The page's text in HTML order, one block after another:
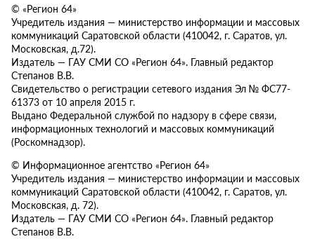
© «Регион 64»
Учредитель издания — министерство информации и массовых
коммуникаций Саратовской области (410042, г. Саратов, ул.
Московская, д.72).
Издатель — ГАУ СМИ СО «Регион 64». Главный редактор
Степанов В.В.
Свидетельство о регистрации сетевого издания Эл № ФС77-
61373 от 10 апреля 2015 г.
Выдано Федеральной службой по надзору в сфере связи,
информационных технологий и массовых коммуникаций
(Роскомнадзор).
© Информационное агентство «Регион 64»
Учредитель издания — министерство информации и массовых
коммуникаций Саратовской области (410042, г. Саратов, ул.
Московская, д. 72).
Издатель — ГАУ СМИ СО «Регион 64». Главный редактор
Степанов В.В.